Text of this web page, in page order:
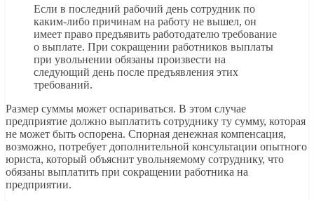
Если в последний рабочий день сотрудник по
каким-либо причинам на работу не вышел, он
имеет право предъявить работодателю требование
о выплате. При сокращении работников выплаты
при увольнении обязаны произвести на
следующий день после предъявления этих
требований.
Размер суммы может оспариваться. В этом случае
предприятие должно выплатить сотруднику ту сумму, которая
не может быть оспорена. Спорная денежная компенсация,
возможно, потребует дополнительной консультации опытного
юриста, который объяснит увольняемому сотруднику, что
обязаны выплатить при сокращении работника на
предприятии.